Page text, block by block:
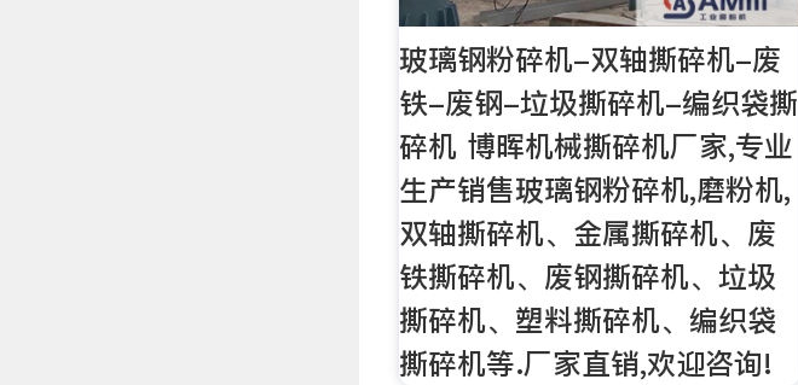
玻璃钢粉碎机-双轴撕碎机-废
铁-废钢-垃圾撕碎机-编织袋撕
碎机 博晖机械撕碎机厂家,专业
生产销售玻璃钢粉碎机,磨粉机,
双轴撕碎机、金属撕碎机、废
铁撕碎机、废钢撕碎机、垃圾
撕碎机、塑料撕碎机、编织袋
撕碎机等.厂家直销,欢迎咨询!